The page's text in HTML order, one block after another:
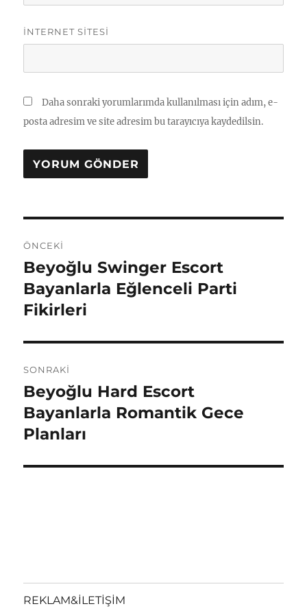
İNTERNET SITESI
Daha sonraki yorumlarımda kullanılması için adım, e-
posta adresim ve site adresim bu tarayıcıya kaydedilsin.
gezinmesi
ÖNCEKI
Önceki
yazı:
Beyoğlu Swinger Escort
Bayanlarla Eğlenceli Parti
Fikirleri
SONRAKI
Sonraki
yazı:
Beyoğlu Hard Escort
Bayanlarla Romantik Gece
Planları
REKLAM&İLETİŞİM